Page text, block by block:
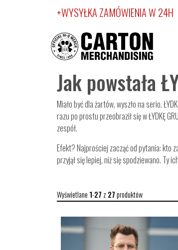
+WYSYŁKA ZAMÓWIENIA W 24H
Jak powstała
Miało być dla żartów, wyszło na serio.
razu po prostu przeobraził się w ŁYDKĘ
zespół.
Efekt? Najprościej zacząć od pytania: kto
przyjął się lepiej, niż się spodziewano. Ty
Wyświetlane 1-27 z 27produktów